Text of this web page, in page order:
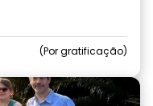
Por gratificação